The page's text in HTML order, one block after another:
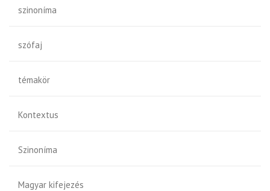
szinoníma
szófaj
témakör
Kontextus
Szinoníma
Magyar kifejezés